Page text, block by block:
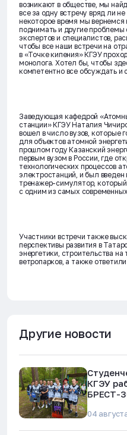
возникают в обществе, мы
все за одну встречу вряд ли
некоторое время мы вернемся
поднимать и другие
экспертов и специалистов,
чтобы все наши встречи на
в «Точке кипения» КГЭУ
монолога. Хотел бы, чтобы
компетентно все обсуждать и
Заведующая кафедрой
станции» КГЭУ Наталия
вошел в число вузов, которые
для объектов атомной
прошлом году Казанский
первым вузом в России, где
технологических процессов
электростанций, и был
тренажер-симулятор,
с одним из самых
Участники встречи также
перспективы развития в
энергетики, строительства
ветропарков, а также
Другие новости
КГЭУ
БРЕСТ-
04